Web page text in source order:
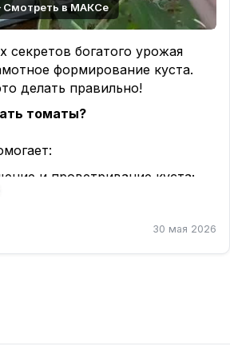
Смотреть в МАКСе
секретов богатого урожая
формирование куста.
делать правильно!
томаты?
и проветривание куста;
плодов;
заболеваний;
на развитие плодов, а
30 мая 2026